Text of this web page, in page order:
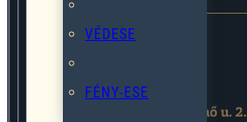
VÉDESE
FÉNY-ESE
2119 Pécel,Pihenő u. 2.